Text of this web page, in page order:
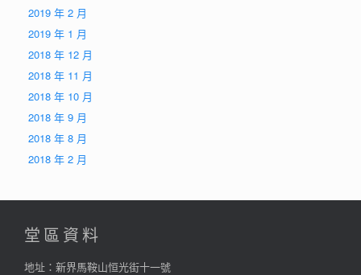
2019 年 2 月
2019 年 1 月
2018 年 12 月
2018 年 11 月
2018 年 10 月
2018 年 9 月
2018 年 8 月
2018 年 2 月
堂區資料
地址：新界馬鞍山恒光街十一號